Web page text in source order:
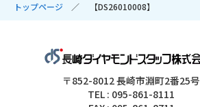
トップページ 【DS26010008】
〒852-8012 長崎市淵町2番25号
TEL : 095-861-8111